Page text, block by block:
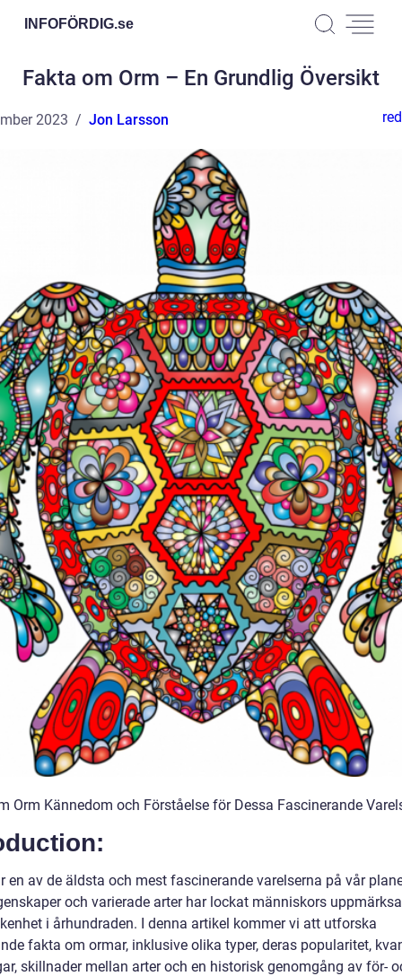
INFOFÖRDIG.se
Fakta om Orm – En Grundlig Översikt
2023 Jon Larsson
Orm Kännedom och Förståelse för Dessa Fascinerande
en av de äldsta och mest fascinerande varelserna på vår
och varierade arter har lockat människors
i århundraden. I denna artikel kommer vi att utforska
fakta om ormar, inklusive olika typer, deras popularitet,
skillnader mellan arter och en historisk genomgång av för-